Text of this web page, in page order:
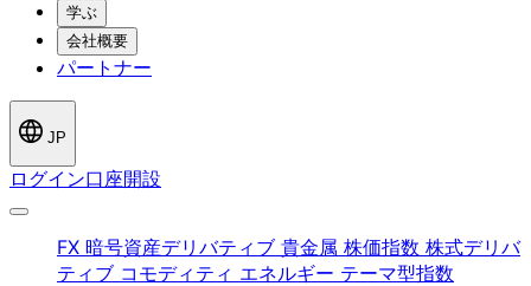
学ぶ
会社概要
パートナー
JP
ログイン口座開設
FX 暗号資産デリバティブ 貴金属 株価指数 株式デリバ
ティブ コモディティ エネルギー テーマ型指数